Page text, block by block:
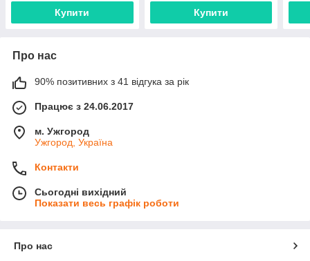
Купити Купити
Про нас
90% позитивних з 41 відгука за рік
Працює з 24.06.2017
м. Ужгород
Ужгород, Україна
Контакти
Сьогодні вихідний
Показати весь графік роботи
Про нас